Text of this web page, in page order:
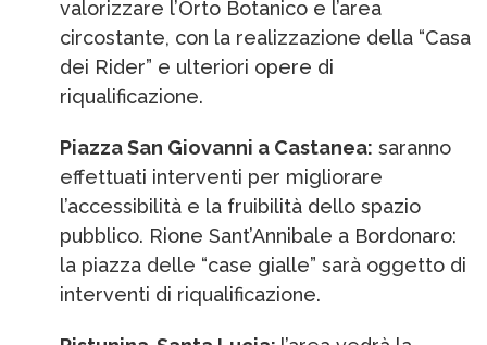
valorizzare l’Orto Botanico e l’area
circostante, con la realizzazione della “Casa
dei Rider” e ulteriori opere di
riqualificazione.
Piazza San Giovanni a Castanea: saranno
effettuati interventi per migliorare
l’accessibilità e la fruibilità dello spazio
pubblico. Rione Sant’Annibale a Bordonaro:
la piazza delle “case gialle” sarà oggetto di
interventi di riqualificazione.